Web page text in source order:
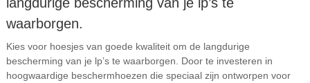
waarborgen.
Kies voor hoesjes van goede kwaliteit om de langdurige
bescherming van je lp’s te waarborgen. Door te investeren in
hoogwaardige beschermhoezen die speciaal zijn ontworpen voor